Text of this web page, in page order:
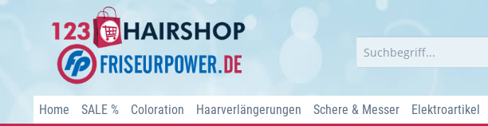
Home SALE % Coloration Haarverlängerungen Schere & Messer Elektroartikel